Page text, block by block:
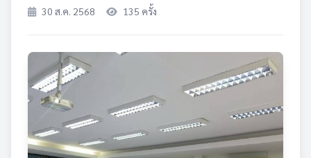
30 ส.ค. 2568 135 ครั้ง